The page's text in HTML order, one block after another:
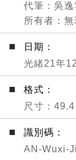
代筆：吳逸
所有者：無
日期：
光緒21年
格式：
尺寸：
識別碼：
AN-Wuxi-